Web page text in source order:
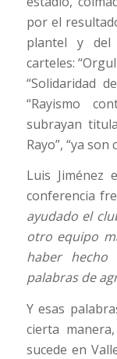
por el
plantel y del
carteles:
“Solidaridad
“Rayismo
subrayan
Rayo”, “ya son
Luis Jiménez
conferencia
ayudado el
otro equipo
haber
palabras de
Y esas
cierta
sucede en